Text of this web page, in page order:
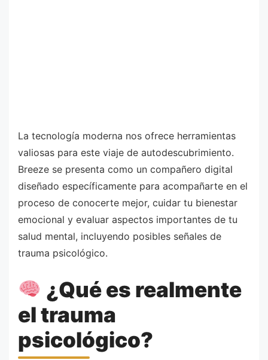
La tecnología moderna nos ofrece herramientas
valiosas para este viaje de autodescubrimiento.
Breeze se presenta como un compañero digital
diseñado específicamente para acompañarte en el
proceso de conocerte mejor, cuidar tu bienestar
emocional y evaluar aspectos importantes de tu
salud mental, incluyendo posibles señales de
trauma psicológico.
¿Qué es realmente
el trauma
psicológico?